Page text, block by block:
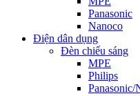
Panasonic
Nanoco
Điện dân dụng
Đèn chiếu sáng
MPE
Philips
Panasonic/